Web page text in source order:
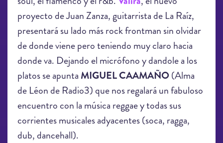
proyecto de Juan Zanza, guitarrista de La Raíz,
presentará su lado más rock frontman sin olvidar
de donde viene pero teniendo muy claro hacia
donde va. Dejando el micrófono y dandole a los
platos se apunta MIGUEL CAAMAÑO(Alma
de Léon de Radio3) que nos regalará un fabuloso
encuentro con la música reggae y todas sus
corrientes musicales adyacentes (soca, ragga,
dub, dancehall).